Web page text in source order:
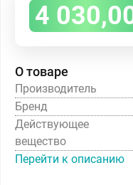
4
О товаре
Производитель
Бренд
Действующее
вещество
Перейти к описанию